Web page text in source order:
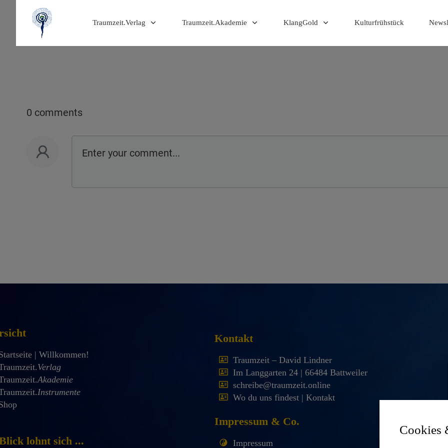
Traumzeit.Verlag Traumzeit.Akademie KlangGold Kulturfrühstück
0 comments
| Willkommen!
Verlag
Akademie
Instrumente
lohnt sich ...
Kontakt
Traumzeit – David Lindner
Im Langgarten 24 | 66484 Battweiler
schreibe@traumzeit.online
Wo du uns findest | Kontakt
Impressum & Co.
Impressum
Cookies